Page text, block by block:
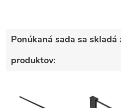
Ponúkaná sada sa skladá
produktov: